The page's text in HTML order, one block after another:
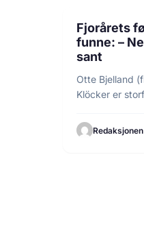
FORSKNING
Fjorårets
funne: –
sant
Otte Bjelland
Klöcker er
Redaksjonen